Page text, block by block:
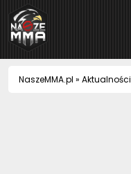
NaszeMMA
NaszeMMA.pl » Aktualności